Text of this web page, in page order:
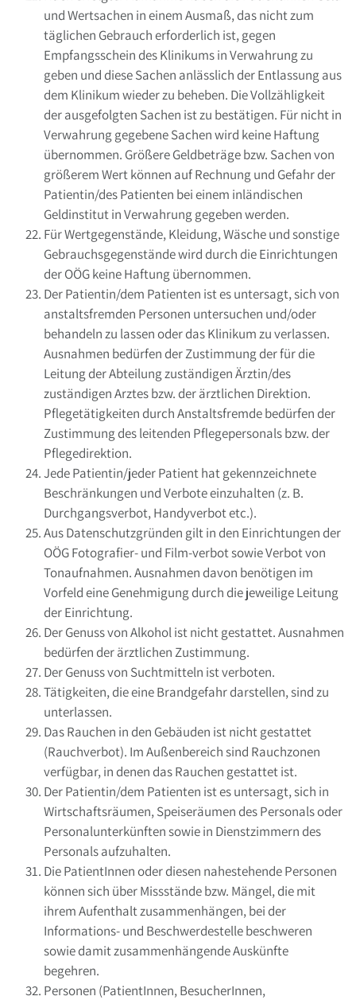
und Wertsachen in einem Ausmaß, das nicht zum
täglichen Gebrauch erforderlich ist, gegen
Empfangsschein des Klinikums in Verwahrung zu
geben und diese Sachen anlässlich der Entlassung aus
dem Klinikum wieder zu beheben. Die Vollzähligkeit
der ausgefolgten Sachen ist zu bestätigen. Für nicht in
Verwahrung gegebene Sachen wird keine Haftung
übernommen. Größere Geldbeträge bzw. Sachen von
größerem Wert können auf Rechnung und Gefahr der
Patientin/des Patienten bei einem inländischen
Geldinstitut in Verwahrung gegeben werden.
Für Wertgegenstände, Kleidung, Wäsche und sonstige
Gebrauchsgegenstände wird durch die Einrichtungen
der OÖG keine Haftung übernommen.
Der Patientin/dem Patienten ist es untersagt, sich von
anstaltsfremden Personen untersuchen und/oder
behandeln zu lassen oder das Klinikum zu verlassen.
Ausnahmen bedürfen der Zustimmung der für die
Leitung der Abteilung zuständigen Ärztin/des
zuständigen Arztes bzw. der ärztlichen Direktion.
Pflegetätigkeiten durch Anstaltsfremde bedürfen der
Zustimmung des leitenden Pflegepersonals bzw. der
Pflegedirektion.
Jede Patientin/jeder Patient hat gekennzeichnete
Beschränkungen und Verbote einzuhalten (z. B.
Durchgangsverbot, Handyverbot etc.).
Aus Datenschutzgründen gilt in den Einrichtungen der
OÖG Fotografier- und Film-verbot sowie Verbot von
Tonaufnahmen. Ausnahmen davon benötigen im
Vorfeld eine Genehmigung durch die jeweilige Leitung
der Einrichtung.
Der Genuss von Alkohol ist nicht gestattet. Ausnahmen
bedürfen der ärztlichen Zustimmung.
Der Genuss von Suchtmitteln ist verboten.
Tätigkeiten, die eine Brandgefahr darstellen, sind zu
unterlassen.
Das Rauchen in den Gebäuden ist nicht gestattet
(Rauchverbot). Im Außenbereich sind Rauchzonen
verfügbar, in denen das Rauchen gestattet ist.
Der Patientin/dem Patienten ist es untersagt, sich in
Wirtschaftsräumen, Speiseräumen des Personals oder
Personalunterkünften sowie in Dienstzimmern des
Personals aufzuhalten.
Die PatientInnen oder diesen nahestehende Personen
können sich über Missstände bzw. Mängel, die mit
ihrem Aufenthalt zusammenhängen, bei der
Informations- und Beschwerdestelle beschweren
sowie damit zusammenhängende Auskünfte
begehren.
Personen (PatientInnen, BesucherInnen,